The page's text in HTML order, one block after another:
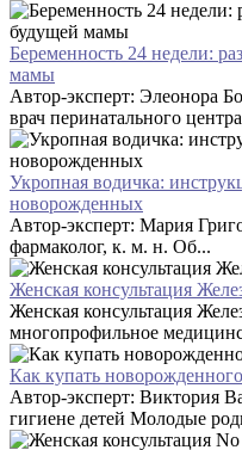
Беременность 24 недели:
мамы
Автор-эксперт: Элеонора
врач перинатального
Укропная водичка:
новорожденных
Автор-эксперт: Мария
фармаколог, к. м. н. Об...
Женская консультация
Женская консультация
многопрофильное
Как купать
Автор-эксперт: Виктория
гигиене детей Молодые